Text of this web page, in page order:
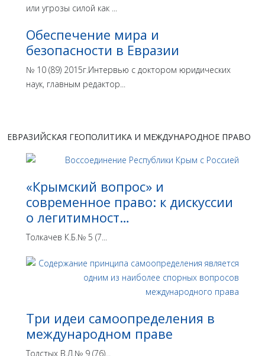
или угрозы силой как ...
Обеспечение мира и
безопасности в Евразии
№ 10 (89) 2015г.Интервью с доктором юридических
наук, главным редактор...
ЕВРАЗИЙСКАЯ ГЕОПОЛИТИКА И МЕЖДУНАРОДНОЕ ПРАВО
«Крымский вопрос» и
современное право: к дискуссии
о легитимност…
Толкачев К.Б.№ 5 (7...
Три идеи самоопределения в
международном праве
Толстых В.Л.№ 9 (76)...